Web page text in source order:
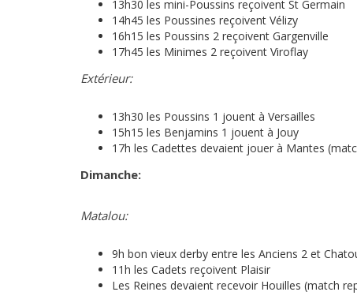
13h30 les mini-Poussins reçoivent St Germain
14h45 les Poussines reçoivent Vélizy
16h15 les Poussins 2 reçoivent Gargenville
17h45 les Minimes 2 reçoivent Viroflay
Extérieur:
13h30 les Poussins 1 jouent à Versailles
15h15 les Benjamins 1 jouent à Jouy
17h les Cadettes devaient jouer à Mantes
Dimanche:
Matalou:
9h bon vieux derby entre les Anciens 2 et
11h les Cadets reçoivent Plaisir
Les Reines devaient recevoir Houilles (match